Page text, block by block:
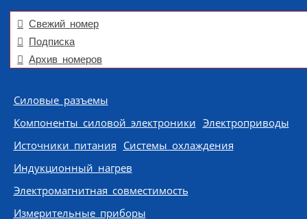
Свежий номер
Подписка
Архив номеров
Skip to content
Силовые разъемы
Компоненты силовой электроники Электроприводы
Источники питания Системы охлаждения
Индукционный нагрев
Электромагнитная совместимость
Измерительные приборы